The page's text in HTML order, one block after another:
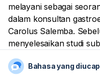
melayani sebagai
dalam konsultan
Carolus Salemba.
menyelesaikan studi
Indonesia. Selain itu,
spesialisasinya dari
Bahasa yang